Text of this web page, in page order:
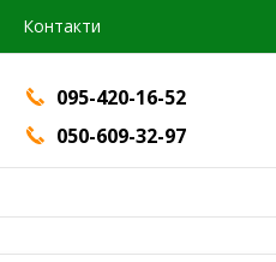
Контакти
095-420-16-52
050-609-32-97